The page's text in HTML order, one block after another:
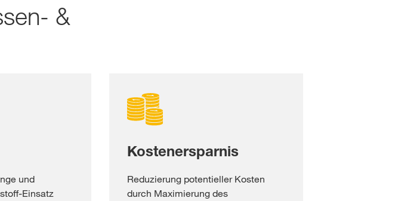
&
und
Einsatz
Kostenersparnis
Reduzierung potentieller Kosten
durch Maximierung des